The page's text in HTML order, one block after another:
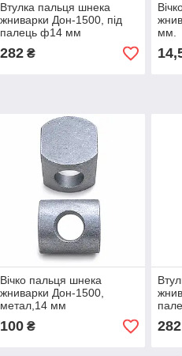
Втулка пальця шнека
жниварки Дон-1500, під
палець ф14 мм
282₴
мм.
Вічко пальця шнека
жниварки Дон-1500,
метал,14 мм
100₴ 282